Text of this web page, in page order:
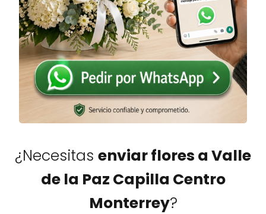
¿Necesitas enviar flores a Valle
de la Paz Capilla Centro
Monterrey?